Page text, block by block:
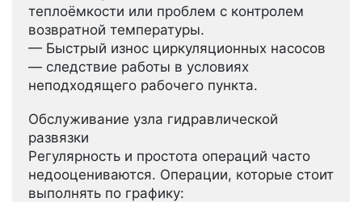
теплоёмкости или проблем с контролем
возвратной температуры.
— Быстрый износ циркуляционных насосов
— следствие работы в условиях
неподходящего рабочего пункта.
Обслуживание узла гидравлической
развязки
Регулярность и простота операций часто
недооцениваются. Операции, которые стоит
выполнять по графику: